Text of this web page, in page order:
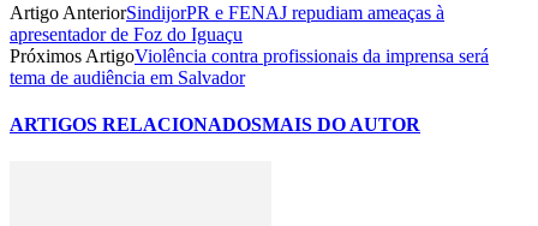
Artigo AnteriorSindijorPR e FENAJ repudiam ameaças à
apresentador de Foz do Iguaçu
Próximos ArtigoViolência contra profissionais da imprensa será
tema de audiência em Salvador
ARTIGOS RELACIONADOSMAIS DO AUTOR